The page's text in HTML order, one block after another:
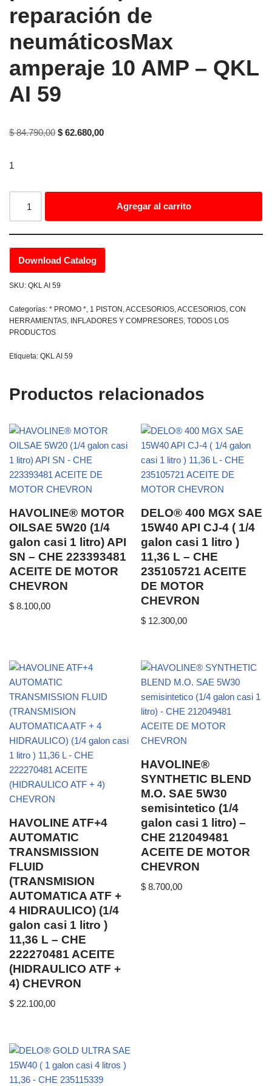
reparación de
neumáticosMax
amperaje 10 AMP – QKL
AI 59
$84.790,00 $ 62.680,00
1
Agregar al carrito
Download Catalog
SKU: QKL AI 59
Categorías: * PROMO *, 1 PISTON ,ACCESORIOS,ACCESORIOS, CON
HERRAMIENTAS, INFLADORES Y COMPRESORES, TODOS LOS
PRODUCTOS
Etiqueta: QKL AI 59
Productos relacionados
HAVOLINE® MOTOR
OILSAE 5W20 (1/4
galon casi 1 litro) API
SN – CHE 223393481
ACEITE DE MOTOR
CHEVRON
$ 8.100,00
DELO® 400 MGX SAE
15W40 API CJ-4 ( 1/4
galon casi 1 litro )
11,36 L – CHE
235105721 ACEITE
DE MOTOR
CHEVRON
$ 12.300,00
HAVOLINE ATF+4
AUTOMATIC
TRANSMISSION
FLUID
(TRANSMISION
AUTOMATICA ATF +
4 HIDRAULICO) (1/4
galon casi 1 litro )
11,36 L – CHE
222270481 ACEITE
(HIDRAULICO ATF +
4) CHEVRON
$ 22.100,00
HAVOLINE®
SYNTHETIC BLEND
M.O. SAE 5W30
semisintetico (1/4
galon casi 1 litro) –
CHE 212049481
ACEITE DE MOTOR
CHEVRON
$ 8.700,00